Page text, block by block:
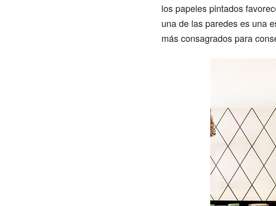
los papeles pintados
una de las paredes es una
más consagrados para